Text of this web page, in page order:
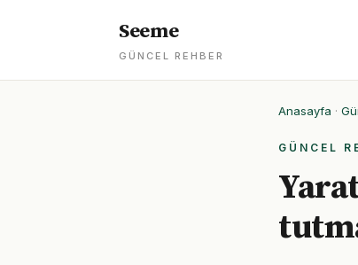
Seeme
GÜNCEL REHBER
Anasayfa ·
GÜNCEL